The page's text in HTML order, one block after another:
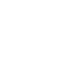
van thuis
30 euro extra
stoten tenzij je
bent nooit te
heel laag zijn.